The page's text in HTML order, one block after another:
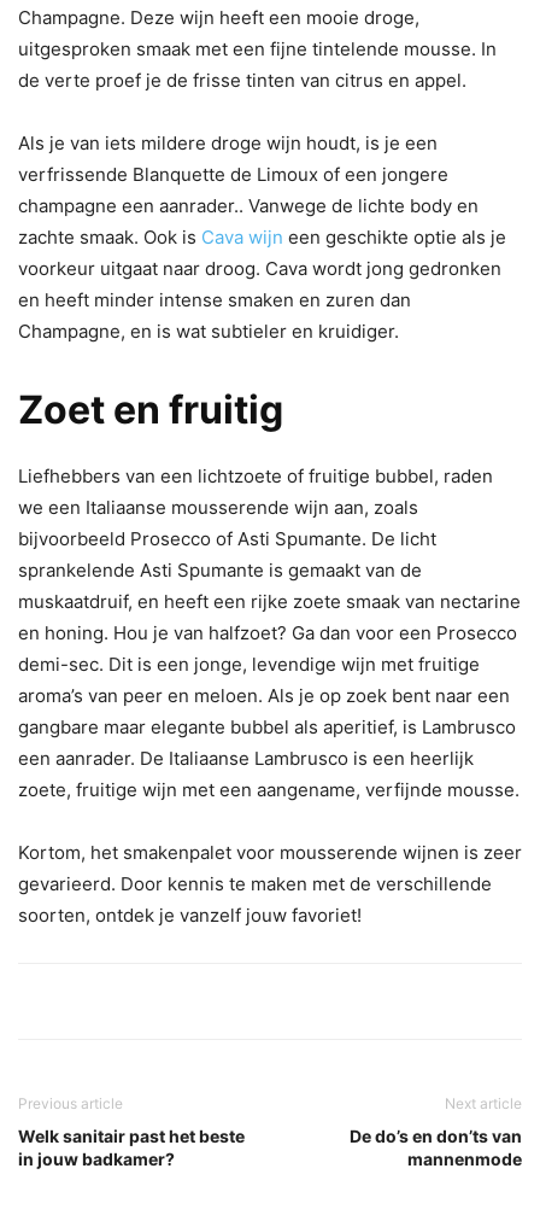
Champagne. Deze wijn heeft een mooie droge,
uitgesproken smaak met een fijne tintelende mousse. In
de verte proef je de frisse tinten van citrus en appel.
Als je van iets mildere droge wijn houdt, is je een
verfrissende Blanquette de Limoux of een jongere
champagne een aanrader.. Vanwege de lichte body en
zachte smaak. Ook is Cava wijn een geschikte optie als je
voorkeur uitgaat naar droog. Cava wordt jong gedronken
en heeft minder intense smaken en zuren dan
Champagne, en is wat subtieler en kruidiger.
Zoet en fruitig
Liefhebbers van een lichtzoete of fruitige bubbel, raden
we een Italiaanse mousserende wijn aan, zoals
bijvoorbeeld Prosecco of Asti Spumante. De licht
sprankelende Asti Spumante is gemaakt van de
muskaatdruif, en heeft een rijke zoete smaak van nectarine
en honing. Hou je van halfzoet? Ga dan voor een Prosecco
demi-sec. Dit is een jonge, levendige wijn met fruitige
aroma’s van peer en meloen. Als je op zoek bent naar een
gangbare maar elegante bubbel als aperitief, is Lambrusco
een aanrader. De Italiaanse Lambrusco is een heerlijk
zoete, fruitige wijn met een aangename, verfijnde mousse.
Kortom, het smakenpalet voor mousserende wijnen is zeer
gevarieerd. Door kennis te maken met de verschillende
soorten, ontdek je vanzelf jouw favoriet!
Previous article
Welk sanitair past het beste
in jouw badkamer?
Next article
De do’s en don’ts van
mannenmode